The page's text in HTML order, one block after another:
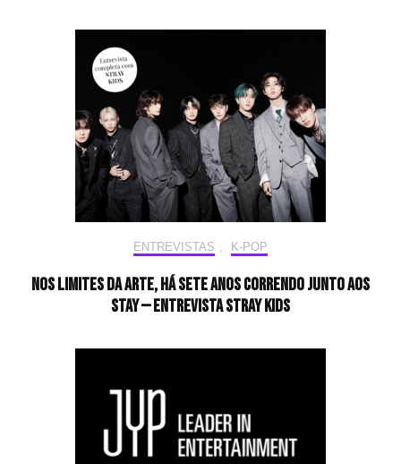
ENTREVISTAS , K-POP
Nos limites da arte, há sete anos correndo junto aos
STAY — Entrevista Stray Kids